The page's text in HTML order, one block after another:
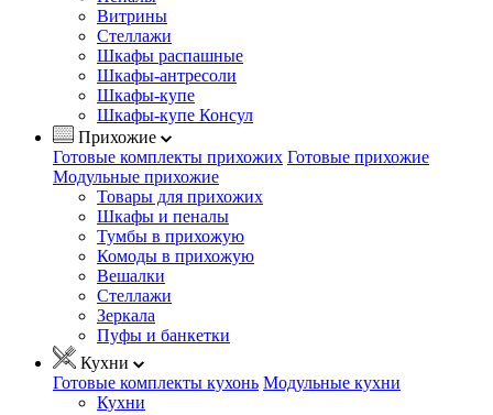
Витрины
Стеллажи
Шкафы распашные
Шкафы-антресоли
Шкафы-купе
Шкафы-купе Консул
Прихожие
Готовые комплекты прихожих Готовые прихожие
Модульные прихожие
Товары для прихожих
Шкафы и пеналы
Тумбы в прихожую
Комоды в прихожую
Вешалки
Стеллажи
Зеркала
Пуфы и банкетки
Кухни
Готовые комплекты кухонь Модульные кухни
Кухни